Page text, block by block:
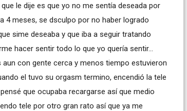
le dije es que yo no me sentía deseada por
4 meses, se dsculpo por no haber logrado
sime deseaba y que iba a seguir tratando
hacer sentir todo lo que yo quería sentir...
con gente cerca y menos tiempo estuvieron
el tuvo su orgasm termino, encendió la tele
que ocupaba recargarse así que medio
tele por otro gran rato así que ya me